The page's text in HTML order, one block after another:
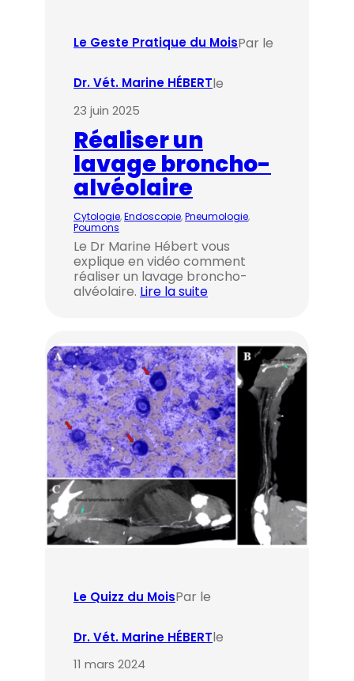
Le Geste Pratique du MoisPar le
Dr. Vét. Marine HÉBERTle
23 juin 2025
Réaliser un
lavage broncho-
alvéolaire
Cytologie, Endoscopie, Pneumologie,
Poumons
Le Dr Marine Hébert vous
explique en vidéo comment
réaliser un lavage broncho-
alvéolaire. Lire la suite
Le Quizz du MoisPar le
Dr. Vét. Marine HÉBERTle
11 mars 2024